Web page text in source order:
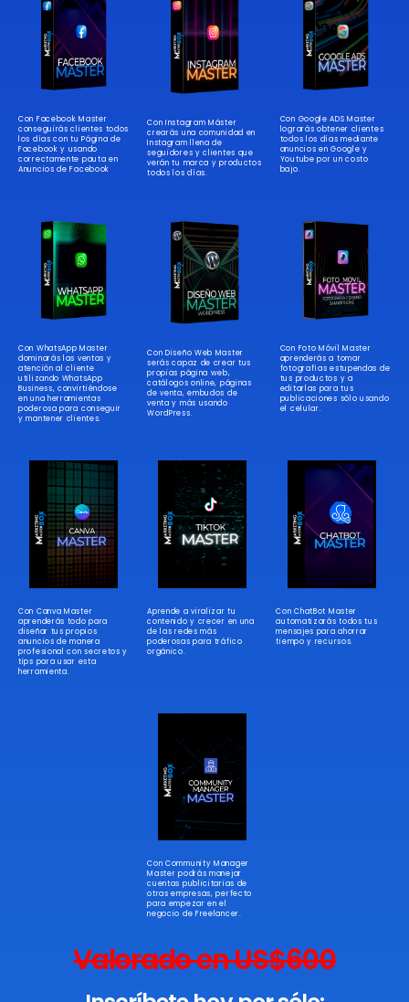
Con Facebook Master
conseguirás clientes todos
los días con tu Página de
Facebook y usando
correctamente pauta en
Anuncios de Facebook
Con Instagram Máster
crearás una comunidad en
Instagram llena de
seguidores y clientes que
verán tu marca y productos
todos los días.
Con Google ADS Master
lograrás obtener clientes
todos los días mediante
anuncios en Google y
Youtube por un costo
bajo.
Con WhatsApp Master
dominarás las ventas y
atención al cliente
utilizando WhatsApp
Business, convirtiéndose
en una herramientas
poderosa para conseguir
y mantener clientes.
Con Diseño Web Master
serás capaz de crear tus
propias página web,
catálogos online, páginas
de venta, embudos de
venta y más usando
WordPress.
Con Foto Móvil Master
aprenderás a tomar
fotografías estupendas de
tus productos y a
editarlas para tus
publicaciones sólo usando
el celular.
Con Canva Master
aprenderás todo para
diseñar tus propios
anuncios de manera
profesional con secretos y
tips para usar esta
herramienta.
Aprende a viralizar tu
contenido y crecer en una
de las redes más
poderosas para tráfico
orgánico.
Con ChatBot Master
automatizarás todos tus
mensajes para ahorrar
tiempo y recursos.
Con Community Manager
Master podrás manejar
cuentas publicitarias de
otras empresas, perfecto
para empezar en el
negocio de Freelancer.
Valorado en US$600